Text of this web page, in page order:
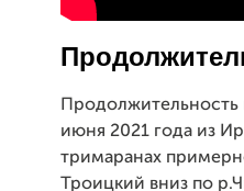
июня 2021 года из
тримаранах
Троицкий вниз по